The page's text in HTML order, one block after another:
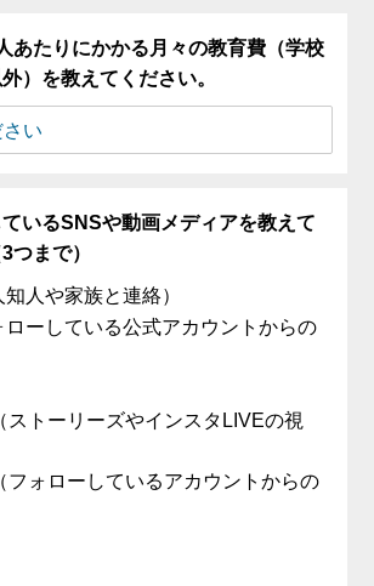
あたりにかかる月々の教育費（学校
）を教えてください。
いるSNSや動画メディアを教えて
つまで）
人や家族と連絡）
ローしている公式アカウントからの
ストーリーズやインスタLIVEの視
フォローしているアカウントからの